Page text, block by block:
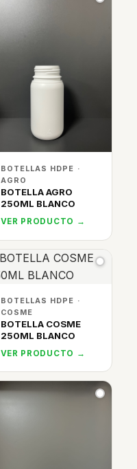
BOTELLAS HDPE ·
AGRO
BOTELLA AGRO
250ML BLANCO
VER PRODUCTO →
BOTELLAS HDPE ·
COSME
BOTELLA COSME
250ML BLANCO
VER PRODUCTO →